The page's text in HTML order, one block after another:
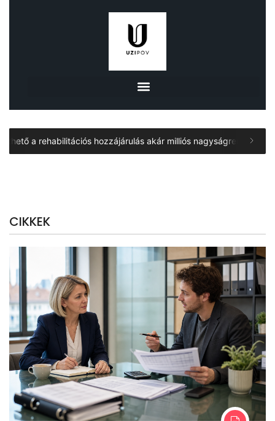
hozzájárulás akár milliós nagyságrendben a meglévő
CIKKEK